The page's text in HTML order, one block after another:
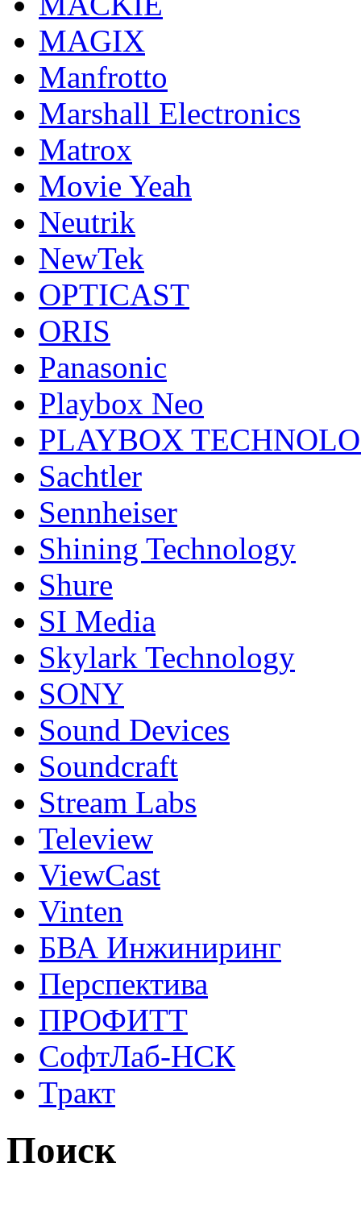
MAGIX
Manfrotto
Marshall Electronics
Matrox
Movie Yeah
Neutrik
NewTek
OPTICAST
ORIS
Panasonic
Playbox Neo
PLAYBOX
Sachtler
Sennheiser
Shining Technology
Shure
SI Media
Skylark Technology
SONY
Sound Devices
Soundcraft
Stream Labs
Teleview
ViewCast
Vinten
БВА Инжиниринг
Перспектива
ПРОФИТТ
СофтЛаб-НСК
Тракт
Поиск